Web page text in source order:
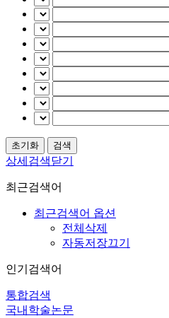
상세검색닫기
최근검색어
최근검색어 옵션
전체삭제
자동저장끄기
인기검색어
통합검색
국내학술논문